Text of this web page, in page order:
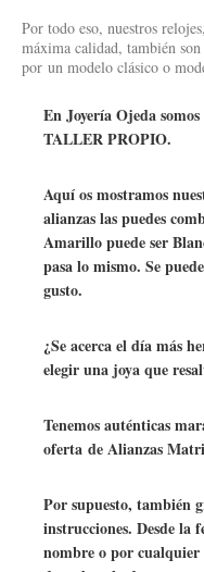
Por todo eso, nuestros
máxima calidad, también
por un modelo clásico o
En Joyería Ojeda
TALLER PROPIO.
Aquí os mostramos
alianzas las puedes
Amarillo puede ser
pasa lo mismo. Se
gusto.
¿Se acerca el día más
elegir una joya que
Tenemos auténticas
oferta de Alianzas
Por supuesto, también
instrucciones. Desde la
nombre o por cualquier